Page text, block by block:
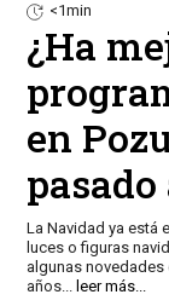
<1min
¿Ha
en
pasado
La Navidad ya está
luces o figuras
algunas
años... leer más...